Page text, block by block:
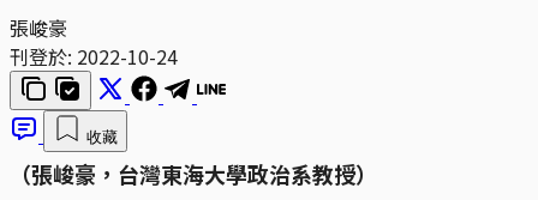
張峻豪
刊登於: 2022-10-24
收藏
（張峻豪，台灣東海大學政治系教授）